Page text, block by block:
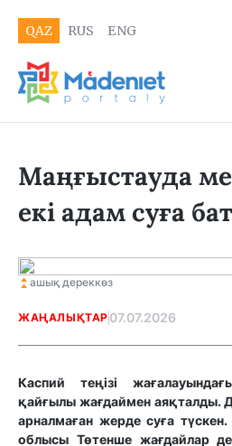
QAZ RUS ENG
Маңғыстауда
екі адам суға
ашық дереккөз
ЖАҢАЛЫҚТАР 07.07.2026
Каспий теңізі
қайғылы жағдаймен аяқталды.
арналмаған жерде суға
облысы Төтенше жағдайлар